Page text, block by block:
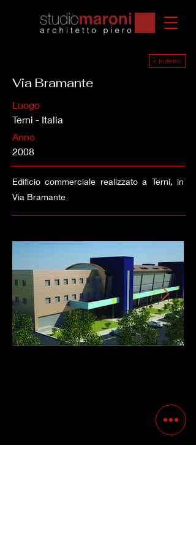
< Indietro
Via Bramante
Luogo
Terni - Italia
Anno
2008
Edificio commerciale realizzato a Terni, in
Via Bramante